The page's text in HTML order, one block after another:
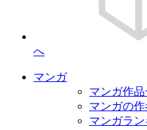
へ
マンガ
マンガ作品
マンガの
マンガラ